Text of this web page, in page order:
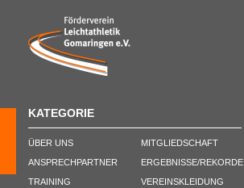
KATEGORIE
ÜBER UNS
ANSPRECHPARTNER
TRAINING
MITGLIEDSCHAFT
ERGEBNISSE/REKORDE
VEREINSKLEIDUNG